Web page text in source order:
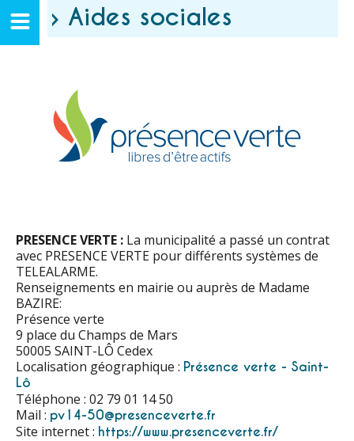
› Aides sociales
PRESENCE VERTE : La municipalité a passé un contrat
avec PRESENCE VERTE pour différents systèmes de
TELEALARME.
Renseignements en mairie ou auprès de Madame
BAZIRE:
Présence verte
9 place du Champs de Mars
50005 SAINT-LÔ Cedex
Localisation géographique : Présence verte - Saint-
Lô
Téléphone : 02 79 01 14 50
Mail : pv14-50@presenceverte.fr
Site internet : https://www.presenceverte.fr/